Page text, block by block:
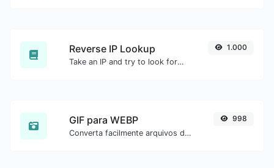
Reverse IP Lookup
Take an IP and try to look for the domain/host associated with it.
1.000
GIF para WEBP
Converta facilmente arquivos de imagem GIF para WEBP.
998